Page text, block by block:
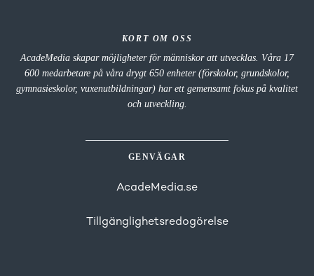
KORT OM OSS
AcadeMedia skapar möjligheter för människor att utvecklas. Våra 17
600 medarbetare på våra drygt 650 enheter (förskolor, grundskolor,
gymnasieskolor, vuxenutbildningar) har ett gemensamt fokus på kvalitet
och utveckling.
GENVÄGAR
AcadeMedia.se
Tillgänglighetsredogörelse